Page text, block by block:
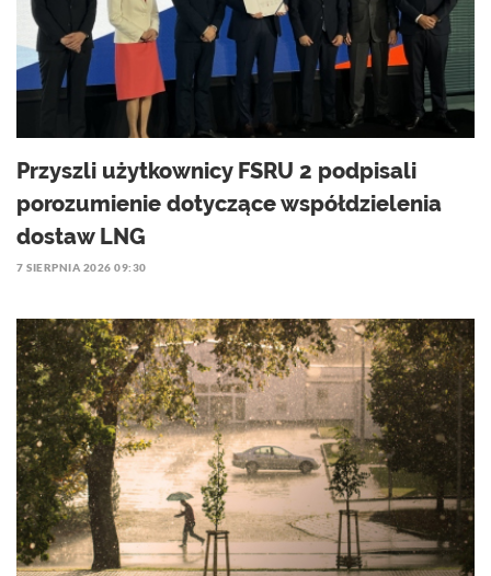
Przyszli użytkownicy FSRU 2 podpisali
porozumienie dotyczące współdzielenia
dostaw LNG
7 SIERPNIA 2026 09:30